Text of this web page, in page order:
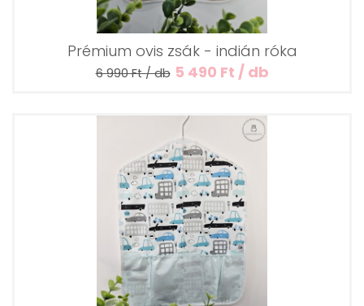
Prémium ovis zsák - indián róka
6 990 Ft / db 5 490 Ft / db